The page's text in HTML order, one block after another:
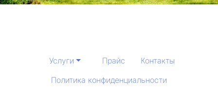
Услуги Прайс
Контакты
Политика конфиденциальности